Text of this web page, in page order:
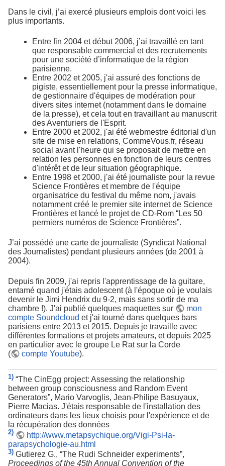
Dans le civil, j’ai exercé plusieurs emplois dont voici les
plus importants.
Entre fin 2004 et début 2006, j’ai travaillé en tant
que responsable commercial et des recrutements
pour une société d’informatique de la région
parisienne.
Entre 2002 et 2005, j'ai assuré des fonctions de
pigiste, essentiellement pour la presse informatique,
de gestionnaire d'équipes de modération pour
divers sites internet (notamment dans le domaine
de la presse), et cela tout en travaillant au manuscrit
des Aventuriers de l'Esprit.
Entre 2000 et 2002, j'ai été webmestre éditorial d'un
site de mise en relations, CommeVous.fr, réseau
social avant l'heure qui se proposait de mettre en
relation les personnes en fonction de leurs centres
d'intérêt et de leur situation géographique.
Entre 1998 et 2000, j'ai été journaliste pour la revue
Science Frontières et membre de l'équipe
organisatrice du festival du même nom, j'avais
notamment créé le premier site internet de Science
Frontières et lancé le projet de CD-Rom “Les 50
permiers numéros de Science Frontières”.
J’ai possédé une carte de journaliste (Syndicat National
des Journalistes) pendant plusieurs années (de 2001 à
2004).
Depuis fin 2009, j'ai repris l'apprentissage de la guitare,
entamé quand j'étais adolescent (à l'époque où je voulais
devenir le Jimi Hendrix du 9-2, mais sans sortir de ma
chambre !). J'ai publié quelques maquettes sur
mon
compte Soundcloud et j'ai tourné dans quelques bars
parisiens entre 2013 et 2015. Depuis je travaille avec
différentes formations et projets amateurs, et depuis 2025
en particulier avec le groupe Le Rat sur la Corde
(
compte Youtube).
1) “The CinEgg project: Assessing the relationship
between group consciousness and Random Event
Generators”, Mario Varvoglis, Jean-Philipe Basuyaux,
Pierre Macias. J'étais responsable de l'installation des
ordinateurs dans les lieux choisis pour l'expérience et de
la récupération des données
2)
http://www.metapsychique.org/Vigi-Psi-la-
parapsychologie-au.html
3) Gutierez G., “The Rudi Schneider experiments”,
Proceedings of the 45th Annual Convention of the